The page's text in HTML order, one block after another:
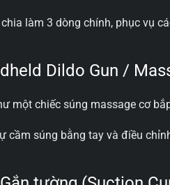
làm 3 dòng chính, phục vụ
Dildo Gun /
một chiếc súng massage cơ
cầm súng bằng tay và điều